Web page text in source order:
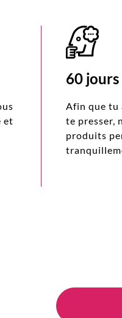
et
60
Afin que tu
te presser,
produits